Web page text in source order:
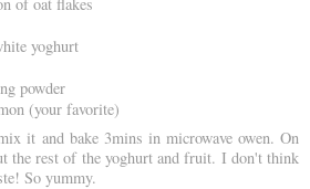
of oat flakes
yoghurt
powder
(your favorite)
it and bake 3mins in microwave owen. On
the rest of the yoghurt and fruit. I don't think
So yummy.